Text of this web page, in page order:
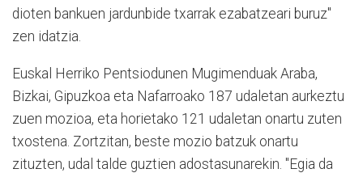
dioten bankuen jardunbide txarrak ezabatzeari buruz"
zen idatzia.
Euskal Herriko Pentsiodunen Mugimenduak Araba,
Bizkai, Gipuzkoa eta Nafarroako 187 udaletan aurkeztu
zuen mozioa, eta horietako 121 udaletan onartu zuten
txostena. Zortzitan, beste mozio batzuk onartu
zituzten, udal talde guztien adostasunarekin. "Egia da